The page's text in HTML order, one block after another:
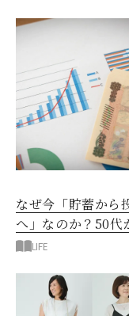
なぜ今「貯蓄から
へ」なのか？50代
べきお金の新常識
LIFE